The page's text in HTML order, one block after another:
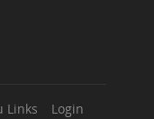
Links Login